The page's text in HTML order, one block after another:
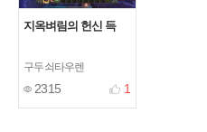
지옥벼림의 헌신 득
구두쇠타우렌
2315 1